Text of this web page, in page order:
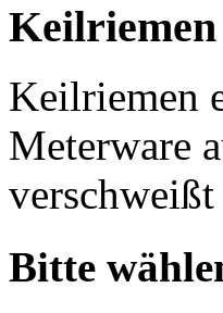
Keilriemen
Meterware
verschweißt
Bitte